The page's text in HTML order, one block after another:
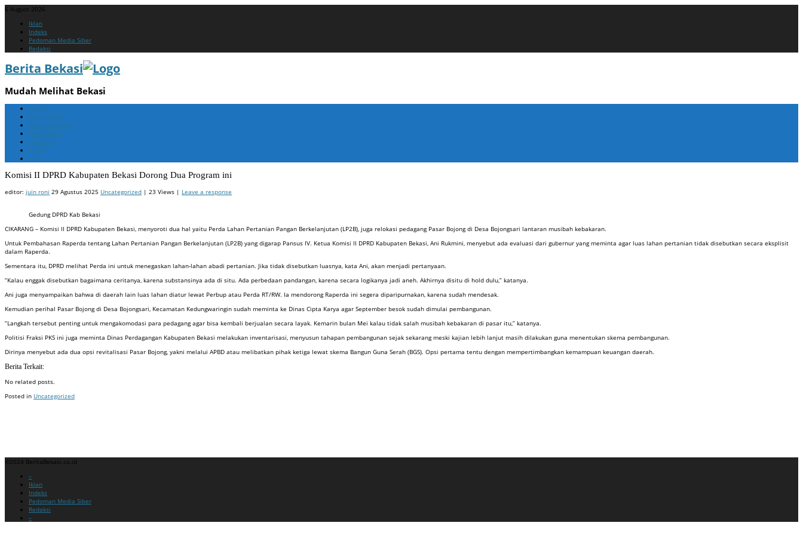
6 August 2026
Menu
content
Iklan
Indeks
Pedoman Media Siber
Redaksi
Berita Bekasi
Mudah Melihat Bekasi
Menu
content
Home
Berita Bekasi
Berita Cikarang
Berita Jabar
Nasional
Politik
ADV
Komisi II DPRD Kabupaten Bekasi Dorong Dua Program ini
editor: juin roni 29 Agustus 2025 Uncategorized | 23 Views | Leave a response
Gedung DPRD Kab Bekasi
CIKARANG – Komisi II DPRD Kabupaten Bekasi, menyoroti dua hal yaitu Perda Lahan Pertanian Pangan Berkelanjutan (LP2B), juga relokasi pedagang Pasar Bojong di Desa Bojongsari lantaran musibah kebakaran.
Untuk Pembahasan Raperda tentang Lahan Pertanian Pangan Berkelanjutan (LP2B) yang digarap Pansus IV. Ketua Komisi II DPRD Kabupaten Bekasi, Ani Rukmini, menyebut ada evaluasi dari gubernur yang meminta agar luas lahan pertanian tidak disebutkan secara eksplisit
dalam Raperda.
Sementara itu, DPRD melihat Perda ini untuk menegaskan lahan-lahan abadi pertanian. Jika tidak disebutkan luasnya, kata Ani, akan menjadi pertanyaan.
“Kalau enggak disebutkan bagaimana ceritanya, karena substansinya ada di situ. Ada perbedaan pandangan, karena secara logikanya jadi aneh. Akhirnya disitu di hold dulu,” katanya.
Ani juga menyampaikan bahwa di daerah lain luas lahan diatur lewat Perbup atau Perda RT/RW. Ia mendorong Raperda ini segera diparipurnakan, karena sudah mendesak.
Kemudian perihal Pasar Bojong di Desa Bojongsari, Kecamatan Kedungwaringin sudah meminta ke Dinas Cipta Karya agar September besok sudah dimulai pembangunan.
“Langkah tersebut penting untuk mengakomodasi para pedagang agar bisa kembali berjualan secara layak. Kemarin bulan Mei kalau tidak salah musibah kebakaran di pasar itu,” katanya.
Politisi Fraksi PKS ini juga meminta Dinas Perdagangan Kabupaten Bekasi melakukan inventarisasi, menyusun tahapan pembangunan sejak sekarang meski kajian lebih lanjut masih dilakukan guna menentukan skema pembangunan.
Dirinya menyebut ada dua opsi revitalisasi Pasar Bojong, yakni melalui APBD atau melibatkan pihak ketiga lewat skema Bangun Guna Serah (BGS). Opsi pertama tentu dengan mempertimbangkan kemampuan keuangan daerah.
Berita Terkait:
No related posts.
Posted in Uncategorized
©2024 BeritaBekasi.co.id
Menu–
Iklan
Indeks
Pedoman Media Siber
Redaksi
–